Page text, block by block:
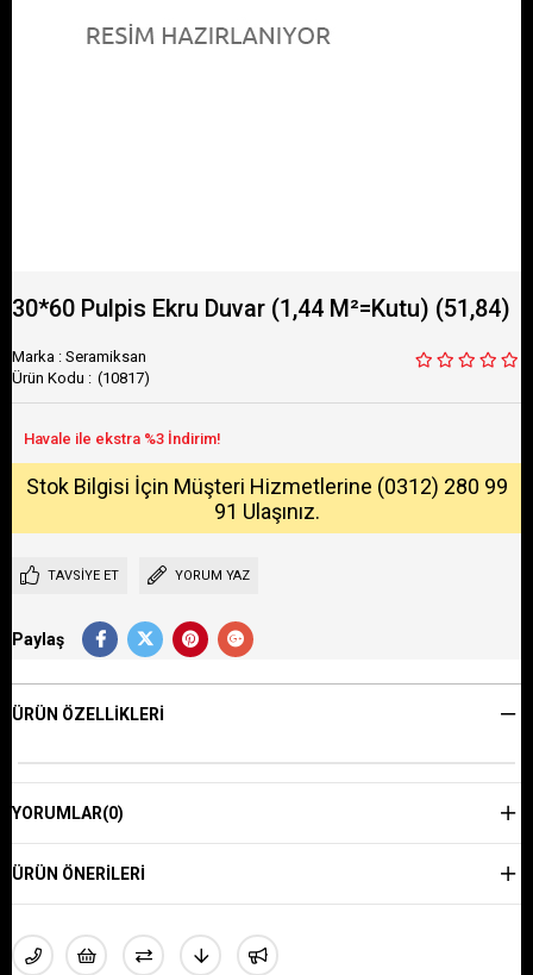
30*60 Pulpis Ekru Duvar (1,44 M²=Kutu) (51,84)
Marka : Seramiksan
(10817)
Stok Bilgisi İçin Müşteri Hizmetlerine (0312) 280 99
91 Ulaşınız.
TAVSIYE ET YORUM YAZ
Paylaş
ÜRÜN ÖZELLIKLERI
YORUMLAR(0)
ÜRÜN ÖNERILERI